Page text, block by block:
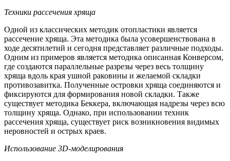
Техники рассечения хряща
Одной из классических методик отопластики является
рассечение хряща. Эта методика была усовершенствована в
ходе десятилетий и сегодня представляет различные подходы.
Одним из примеров является методика описанная Конверсом,
где создаются параллельные разрезы через весь толщину
хряща вдоль края ушной раковины и желаемой складки
противозавитка. Полученные островки хряща соединяются и
фиксируются для формирования новой складки. Также
существует методика Беккера, включающая надрезы через всю
толщину хряща. Однако, при использовании техник
рассечения хряща, существует риск возникновения видимых
неровностей и острых краев.
Использование 3D-моделирования